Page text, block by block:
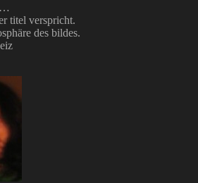
…
titel verspricht.
des bildes.